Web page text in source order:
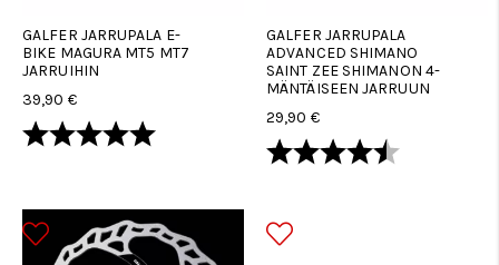
GALFER JARRUPALA E-
BIKE MAGURA MT5 MT7
JARRUIHIN
39,90 €
Arvio: 5.0 5:sta tähdestä
GALFER JARRUPALA
ADVANCED SHIMANO
SAINT ZEE SHIMANON 4-
MÄNTÄISEEN JARRUUN
29,90 €
Arvio: